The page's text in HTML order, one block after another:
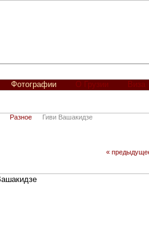
Фотографии О Грузии Виза
Разное Гиви Вашакидзе
«